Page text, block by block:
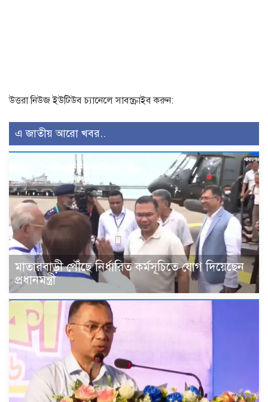
উত্তরা নিউজ ইউটিউব চ্যানেলে সাবস্ক্রাইব করুন:
এ জাতীয় আরো খবর..
মাতারবাড়ী পৌঁছে নির্ধারিত কর্মসূচিতে যোগ দিয়েছেন
প্রধানমন্ত্রী